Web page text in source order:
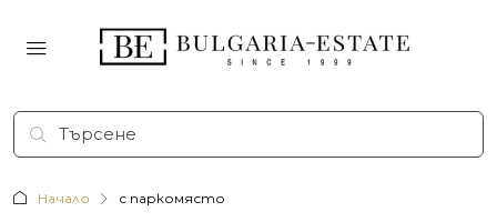
Начало с паркомясто